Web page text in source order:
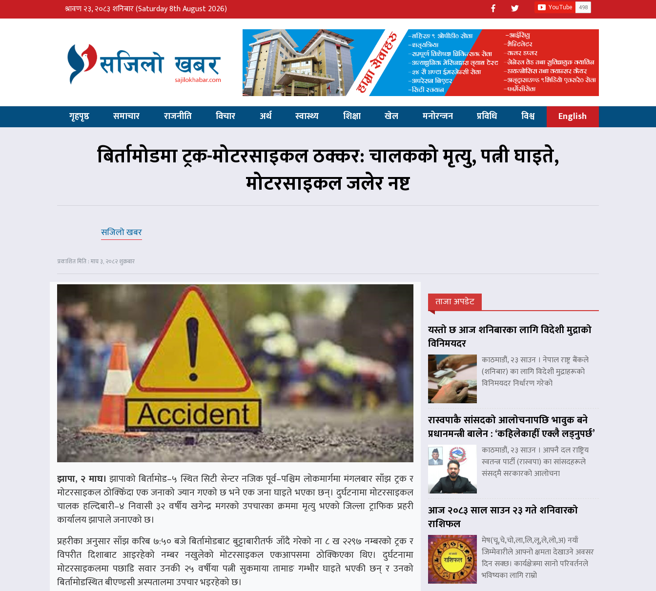
श्रावण २३, २०८३ शनिबार(Saturday 8th August 2026)
गृहपृष्ठ समाचार राजनीति विचार अर्थ स्वास्थ्य शिक्षा खेल मनोरन्जन प्रविधि विश्व English
बिर्तामोडमा ट्रक-मोटरसाइकल ठक्कर: चालकको मृत्यु, पत्नी घाइते,
मोटरसाइकल जलेर नष्ट
सजिलो खबर
प्रकाशित मिति : माघ ३, २०८२ शुक्रबार
झापा, २ माघ। झापाको बिर्तामोड–५ स्थित सिटी सेन्टर नजिक पूर्व–पश्चिम लोकमार्गमा मंगलबार साँझ ट्रक र
मोटरसाइकल ठोक्किँदा एक जनाको ज्यान गएको छ भने एक जना घाइते भएका छन्। दुर्घटनामा मोटरसाइकल
चालक हल्दिबारी–४ निवासी ३२ वर्षीय खगेन्द्र मगरको उपचारका क्रममा मृत्यु भएको जिल्ला ट्राफिक प्रहरी
कार्यालय झापाले जनाएको छ।
प्रहरीका अनुसार साँझ करिब ७:५० बजे बिर्तामोडबाट बुट्टाबारीतर्फ जाँदै गरेको ना ८ ख २२९७ नम्बरको ट्रक र
विपरीत दिशाबाट आइरहेको नम्बर नखुलेको मोटरसाइकल एकआपसमा ठोक्किएका थिए। दुर्घटनामा
मोटरसाइकलमा पछाडि सवार उनकी २५ वर्षीया पत्नी सुकमाया तामाङ गम्भीर घाइते भएकी छन् र उनको
बिर्तामोडस्थित बीएण्डसी अस्पतालमा उपचार भइरहेको छ।
ताजा अपडेट
यस्तो छ आज शनिबारका लागि विदेशी मुद्राको
विनिमयदर
काठमाडौं, २३ साउन । नेपाल राष्ट्र बैंकले
(शनिबार) का लागि विदेशी मुद्राहरूको
विनिमयदर निर्धारण गरेको
रास्वपाकै सांसदको आलोचनापछि भावुक बने
प्रधानमन्त्री बालेन : ‘कहिलेकाहीँ एक्लै लड्नुपर्छ’
काठमाडौं, २३ साउन । आफ्नै दल राष्ट्रिय
स्वतन्त्र पार्टी (रास्वपा) का सांसदहरूले
संसद्‌मै सरकारको आलोचना
आज २०८३ साल साउन २३ गते शनिवारको
राशिफल
मेष(चू,चे,चो,ला,लि,लू,ले,लो,अ) नयाँ
जिम्मेवारीले आफ्नो क्षमता देखाउने अवसर
दिन सक्छ। कार्यक्षेत्रमा सानो परिवर्तनले
भविष्यका लागि राम्रो